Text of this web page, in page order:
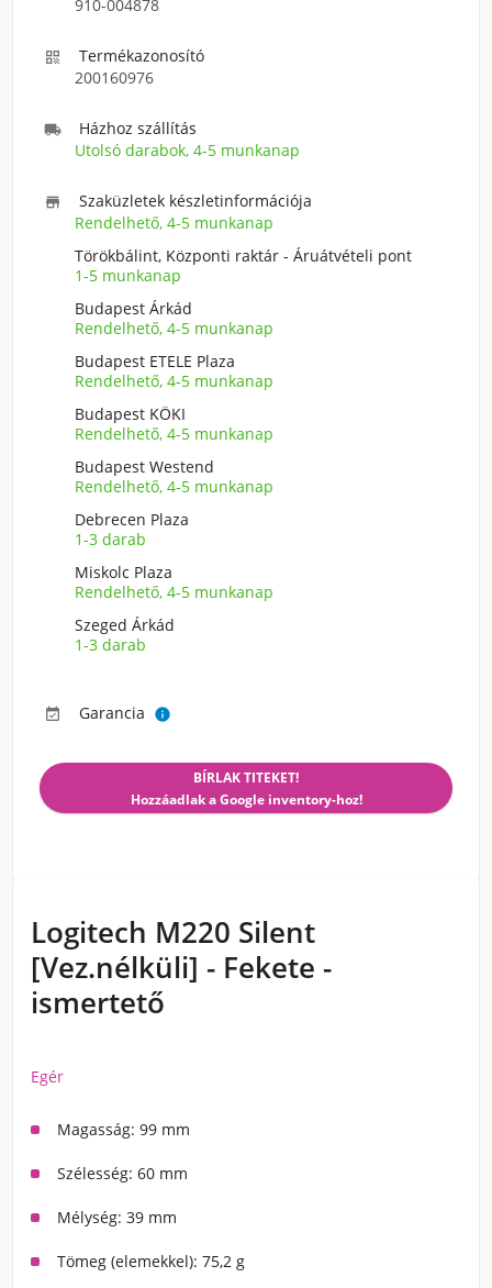
910-004878

Termékazonosító
200160976

Házhoz szállítás
Utolsó darabok, 4-5 munkanap

Szaküzletek készletinformációja
Rendelhető, 4-5 munkanap
Törökbálint, Központi raktár - Áruátvételi pont
1-5 munkanap
Budapest Árkád
Rendelhető, 4-5 munkanap
Budapest ETELE Plaza
Rendelhető, 4-5 munkanap
Budapest KÖKI
Rendelhető, 4-5 munkanap
Budapest Westend
Rendelhető, 4-5 munkanap
Debrecen Plaza
1-3 darab
Miskolc Plaza
Rendelhető, 4-5 munkanap
Szeged Árkád
1-3 darab
 Garancia 
BÍRLAK TITEKET!
Hozzáadlak a Google inventory-hoz!
Logitech M220 Silent
[Vez.nélküli] - Fekete -
ismertető
Egér
Magasság: 99 mm
Szélesség: 60 mm
Mélység: 39 mm
Tömeg (elemekkel): 75,2 g